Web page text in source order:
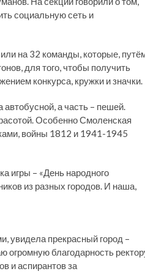
социальную сеть и
на 32 команды, которые,
для того, чтобы получить
конкурса, кружки и значки.
автобусной, а часть – пешей.
Особенно Смоленская
войны 1812 и 1941-1945
игры – «День народного
из разных городов. И наша,
увидела прекрасный город –
благодарность
и аспирантов за